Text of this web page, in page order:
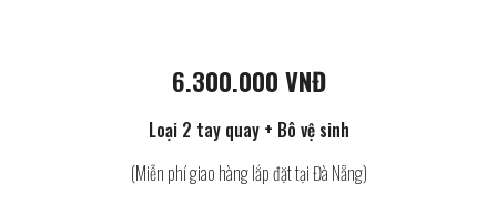
6.300.000 VNĐ
Loại 2 tay quay + Bô vệ sinh
(Miễn phí giao hàng lắp đặt tại Đà Nẵng)